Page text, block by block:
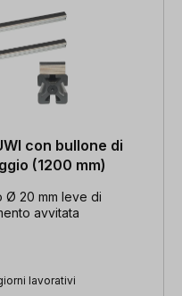
con bullone di
(1200 mm)
Ø 20 mm leve di
avvitata
lavorativi